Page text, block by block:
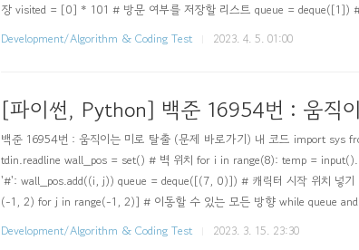
장 visited = [0] * 101 # 방문 여부를 저장할 리스트 queue = deque([1])
if x == 100: # 도..
Development/Algorithm & Coding Test 2023. 4. 5. 01:00
[파이썬, Python] 백준 16954번 : 움직
백준 16954번 : 움직이는 미로 탈출 (문제 바로가기) 내 코드 import sys
tdin.readline wall_pos = set() # 벽 위치 for i in range(8): temp =
'#': wall_pos.add((i, j)) queue = deque([(7, 0)]) # 캐릭터 시작 위치 넣
(-1, 2) for j in range(-1, 2)] # 이동할 수 있는 모든 방향 while queue
Development/Algorithm & Coding Test
2023. 3. 15. 23:30